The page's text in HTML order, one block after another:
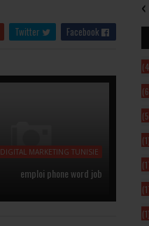
DIGITAL MARKETING TUNISIE
emploi phone word job
(1)
(1)